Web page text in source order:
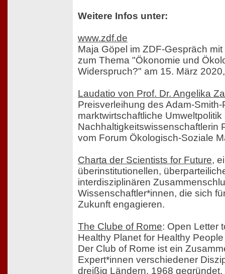
Weitere Infos unter:
www.zdf.de
Maja Göpel im ZDF-Gespräch
zum Thema "Ökonomie und
Widerspruch?" am 15. März
Laudatio von Prof. Dr. Angelika
Preisverleihung des Adam-Smith-
marktwirtschaftliche Umweltpolitik
Nachhaltigkeitswissenschaftlerin
vom Forum Ökologisch-Soziale
Charta der Scientists for Future,
überinstitutionellen,
interdisziplinären
Wissenschaftler*innen, die sich
Zukunft engagieren.
The Clube of Rome: Open Letter
Healthy Planet for Healthy People
Der Club of Rome ist ein
Expert*innen verschiedener
dreißig Ländern. 1968